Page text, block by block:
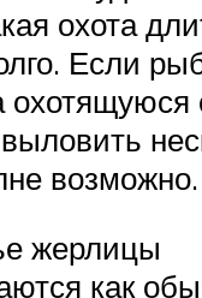
охота
Если
охотящуюся
возможно.
жерлицы
как